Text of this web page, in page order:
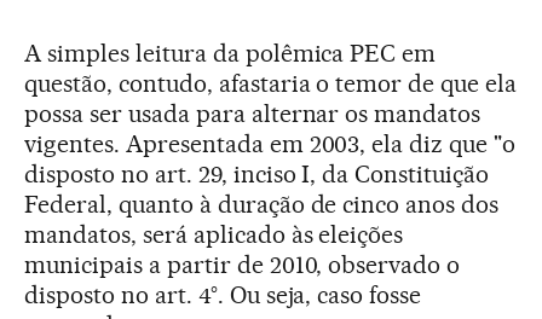
A simples leitura da polêmica PEC em
questão, contudo, afastaria o temor de que ela
possa ser usada para alternar os mandatos
vigentes. Apresentada em 2003, ela diz que "o
disposto no art. 29, inciso I, da Constituição
Federal, quanto à duração de cinco anos dos
mandatos, será aplicado às eleições
municipais a partir de 2010, observado o
disposto no art. 4°. Ou seja, caso fosse